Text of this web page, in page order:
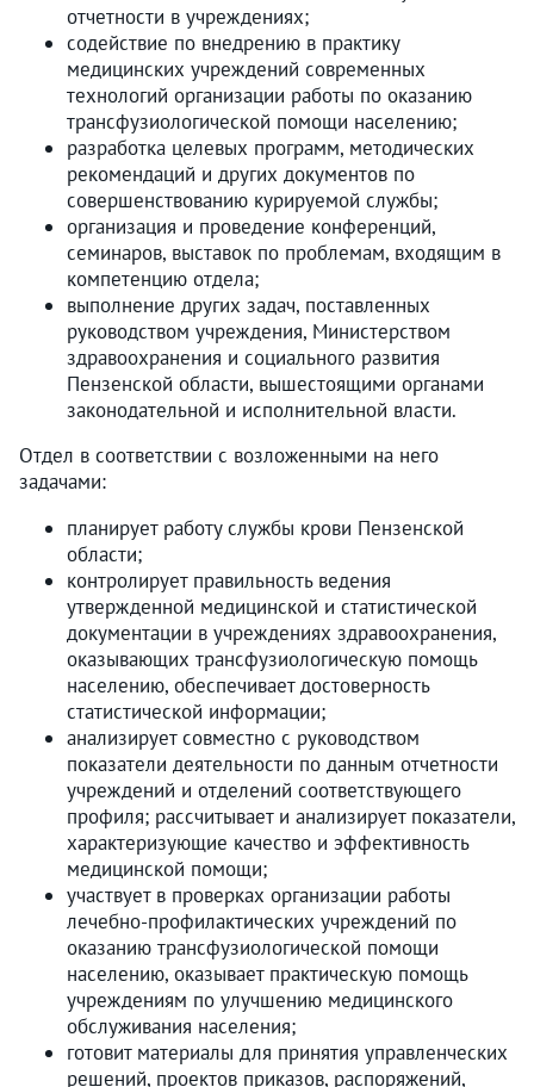
отчетности в учреждениях;
cодействие по внедрению в практику
медицинских учреждений современных
технологий организации работы по оказанию
трансфузиологической помощи населению;
разработка целевых программ, методических
рекомендаций и других документов по
совершенствованию курируемой службы;
организация и проведение конференций,
семинаров, выставок по проблемам, входящим в
компетенцию отдела;
выполнение других задач, поставленных
руководством учреждения, Министерством
здравоохранения и социального развития
Пензенской области, вышестоящими органами
законодательной и исполнительной власти.
Отдел в соответствии с возложенными на него
задачами:
планирует работу службы крови Пензенской
области;
контролирует правильность ведения
утвержденной медицинской и статистической
документации в учреждениях здравоохранения,
оказывающих трансфузиологическую помощь
населению, обеспечивает достоверность
статистической информации;
анализирует совместно с руководством
показатели деятельности по данным отчетности
учреждений и отделений соответствующего
профиля; рассчитывает и анализирует показатели,
характеризующие качество и эффективность
медицинской помощи;
участвует в проверках организации работы
лечебно-профилактических учреждений по
оказанию трансфузиологической помощи
населению, оказывает практическую помощь
учреждениям по улучшению медицинского
обслуживания населения;
готовит материалы для принятия управленческих
решений, проектов приказов, распоряжений,